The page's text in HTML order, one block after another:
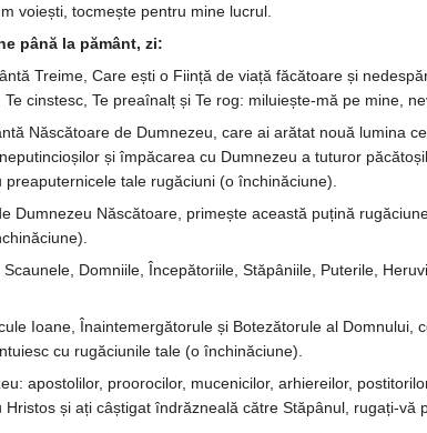
vo­iești, toc­­mește pentru mine lucrul.
până la pământ, zi:
Treime, Care ești o Ființă de viață făcătoare și
Te cinstesc, Te preaînalț și Te rog: miluiește-mă pe mine,
Născă­toa­re de Dumnezeu, care ai arătat nouă lu­mi­na
și împăcarea cu Dum­­nezeu a tuturor
prea­pu­­ter­nicele tale ru­găciuni (o închinăciune).
Dumnezeu Năs­­­­cătoare, primește această puțină
Dom­­nii­le, Începătoriile, Stăpâniile, Pute­rile,
Ioane, Îna­inte­mergătorule și Botezătorule al
cu rugă­­­ciunile tale (o închinăciune).
apos­to­­­lilor, proorocilor, mucenicilor, arhi­e­rei­lor,
și ați câștigat îndrăzneală către Stăpânul, rugați-